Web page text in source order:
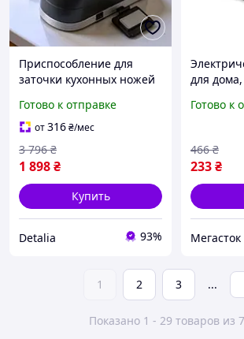
Приспособление для
заточки кухонных ножей
Приспособы для заточки
ножей, TBX
Готово к отправке
от316₴/мес
1 898₴
3 796 ₴
Купить
Detalia 93%
для
Готово к
233₴
466 ₴
Мегасток
1 2 3 ...
Показано 1 - 29 товаров из